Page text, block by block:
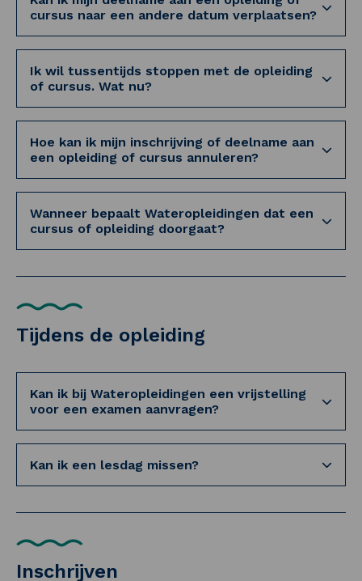
cursus naar een andere datum verplaatsen?
Ik wil tussentijds stoppen met de opleiding
of cursus. Wat nu?
Hoe kan ik mijn inschrijving of deelname aan
een opleiding of cursus annuleren?
Wanneer bepaalt Wateropleidingen dat een
cursus of opleiding doorgaat?
Tijdens de opleiding
Kan ik bij Wateropleidingen een vrijstelling
voor een examen aanvragen?
Kan ik een lesdag missen?
Inschrijven